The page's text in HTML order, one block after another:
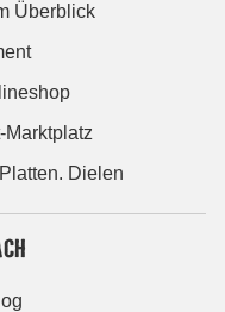
Überblick
Dielen